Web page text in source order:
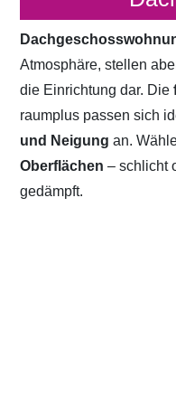
Atmosphäre, stellen
die Einrichtung dar. Die
raumplus passen sich
und Neigung an.
Oberflächen – schlicht
gedämpft.